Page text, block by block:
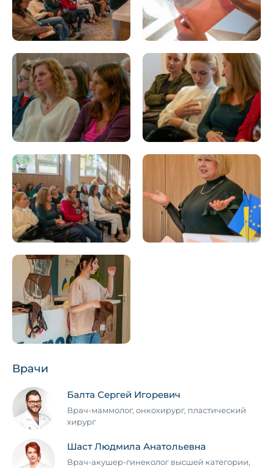
Врачи
Балта Сергей Игоревич
Врач-маммолог, онкохирург, пластический
хирург
Шаст Людмила Анатольевна
Врач-акушер-гинеколог высшей категории,